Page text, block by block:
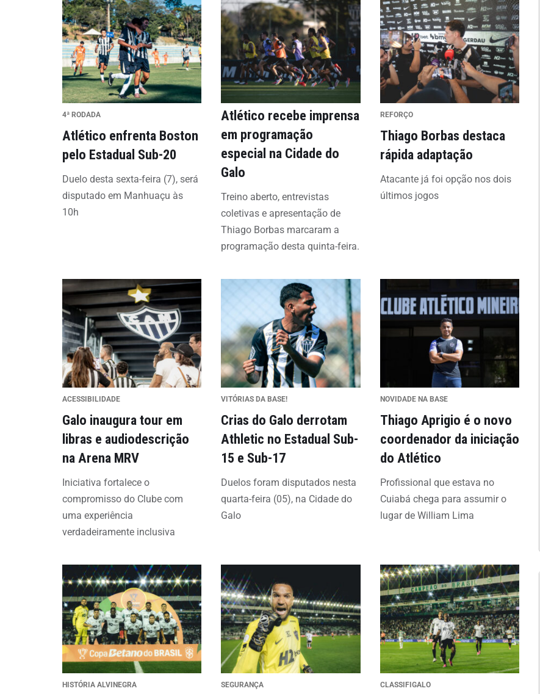
4ª RODADA
Atlético enfrenta Boston
pelo Estadual Sub-20
Duelo desta sexta-feira (7), será
disputado em Manhuaçu às
10h
Atlético recebe imprensa
em programação
especial na Cidade do
Galo
Treino aberto, entrevistas
coletivas e apresentação de
Thiago Borbas marcaram a
programação desta quinta-feira.
REFORÇO
Thiago Borbas destaca
rápida adaptação
Atacante já foi opção nos dois
últimos jogos
ACESSIBILIDADE
Galo inaugura tour em
libras e audiodescrição
na Arena MRV
Iniciativa fortalece o
compromisso do Clube com
uma experiência
verdadeiramente inclusiva
VITÓRIAS DA BASE!
Crias do Galo derrotam
Athletic no Estadual Sub-
15 e Sub-17
Duelos foram disputados nesta
quarta-feira (05), na Cidade do
Galo
NOVIDADE NA BASE
Thiago Aprigio é o novo
coordenador da iniciação
do Atlético
Profissional que estava no
Cuiabá chega para assumir o
lugar de William Lima
HISTÓRIA ALVINEGRA SEGURANÇA CLASSIFIGALO